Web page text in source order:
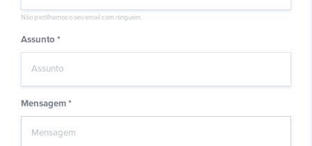
Não partilhamos o seu email com ninguém.
Assunto *
Mensagem *